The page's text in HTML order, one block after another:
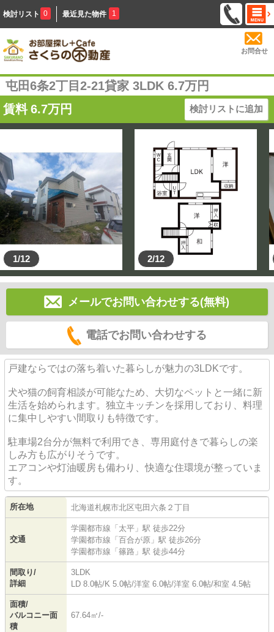
検討リスト 0 最近見た物件 1
お問合せ
屯田6条2丁目2-21貸家 3LDK 6.7万円
賃料 6.7万円 検討リストに追加
1/12 2/12
メールでお問い合わせする(無料)
電話でお問い合わせする
戸建ならではの落ち着いた暮らしが魅力の3LDKです。
犬や猫の飼育相談が可能なため、大切なペットと一緒に新
生活を始められます。独立キッチンを採用しており、料理
に集中しやすい間取りも特徴です。
駐車場2台分が無料で利用でき、専用庭付きで暮らしの楽
しみ方も広がりそうです。
エアコンや灯油暖房も備わり、快適な住環境が整っていま
す。
所在地 北海道札幌市北区屯田六条 ２丁目
交通
学園都市線 「 太平 」駅 徒歩22分
学園都市線 「 百合が原 」駅 徒歩26分
学園都市線 「 篠路 」駅 徒歩44分
間取り/
詳細
3LDK
LD 8.0帖/K 5.0帖/洋室 6.0帖/洋室 6.0帖/和室 4.5帖
面積/
バルコニー面
積
67.64㎡/-